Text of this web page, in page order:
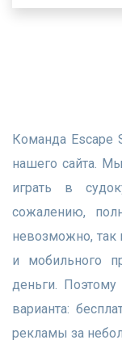
Команда Escape Sudoku благодарит вас за посещение
нашего сайта.
играть в
сожалению,
невозможно, так
и мобильного
деньги.
варианта:
рекламы за